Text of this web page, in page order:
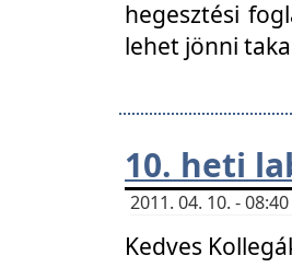
hegesztési
lehet jönni
10. heti
2011. 04. 10. -
Kedves